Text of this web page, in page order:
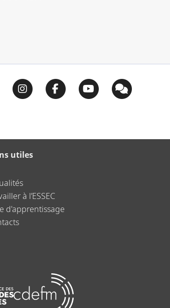
utiles
à l’ESSEC
d'apprentissage